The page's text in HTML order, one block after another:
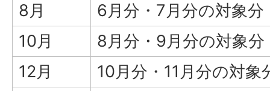
8月
6月分・7月分の対象分
10月
8月分・9月分の対象分
12月
10月分・11月分の対象